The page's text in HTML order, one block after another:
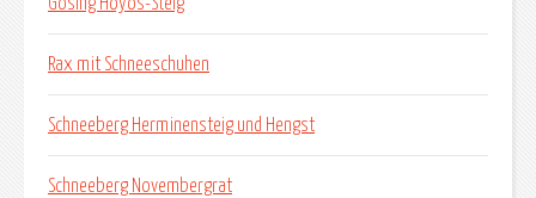
Gösing Hoyos-Steig
Rax mit Schneeschuhen
Schneeberg Herminensteig und Hengst
Schneeberg Novembergrat